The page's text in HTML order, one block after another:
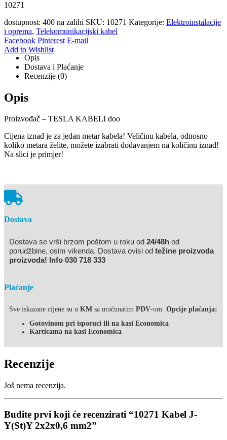
10271
dostupnost: 400 na zalihi SKU: 10271 Kategorije: Elektroinstalacije
i oprema, Telekomunikacijski kabel
Facebook Pinterest E-mail
Add to Wishlist
Opis
Dostava i Plaćanje
Recenzije (0)
Opis
Proizvođač – TESLA KABELI doo
Cijena iznad je za jedan metar kabela! Veličinu kabela, odnosno
koliko metara želite, možete izabrati dodavanjem na količinu iznad!
Na slici je primjer!
Dostava
Dostava se vrši brzom poštom u roku od 24/48h od
porudžbine, osim vikenda. Dostava ovisi od težine proizvoda
proizvoda! Info 030 718 333
Plaćanje
Sve iskazane cijene su u KM sa uračunatim PDV-om. Opcije plaćanja:
Gotovinom pri isporuci ili na kasi Economica
Karticama na kasi Economica
Recenzije
Još nema recenzija.
Budite prvi koji će recenzirati “10271 Kabel J-
Y(St)Y 2x2x0,6 mm2”